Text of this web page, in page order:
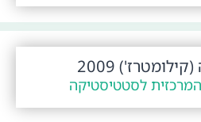
2009
לסטטיסטיקה